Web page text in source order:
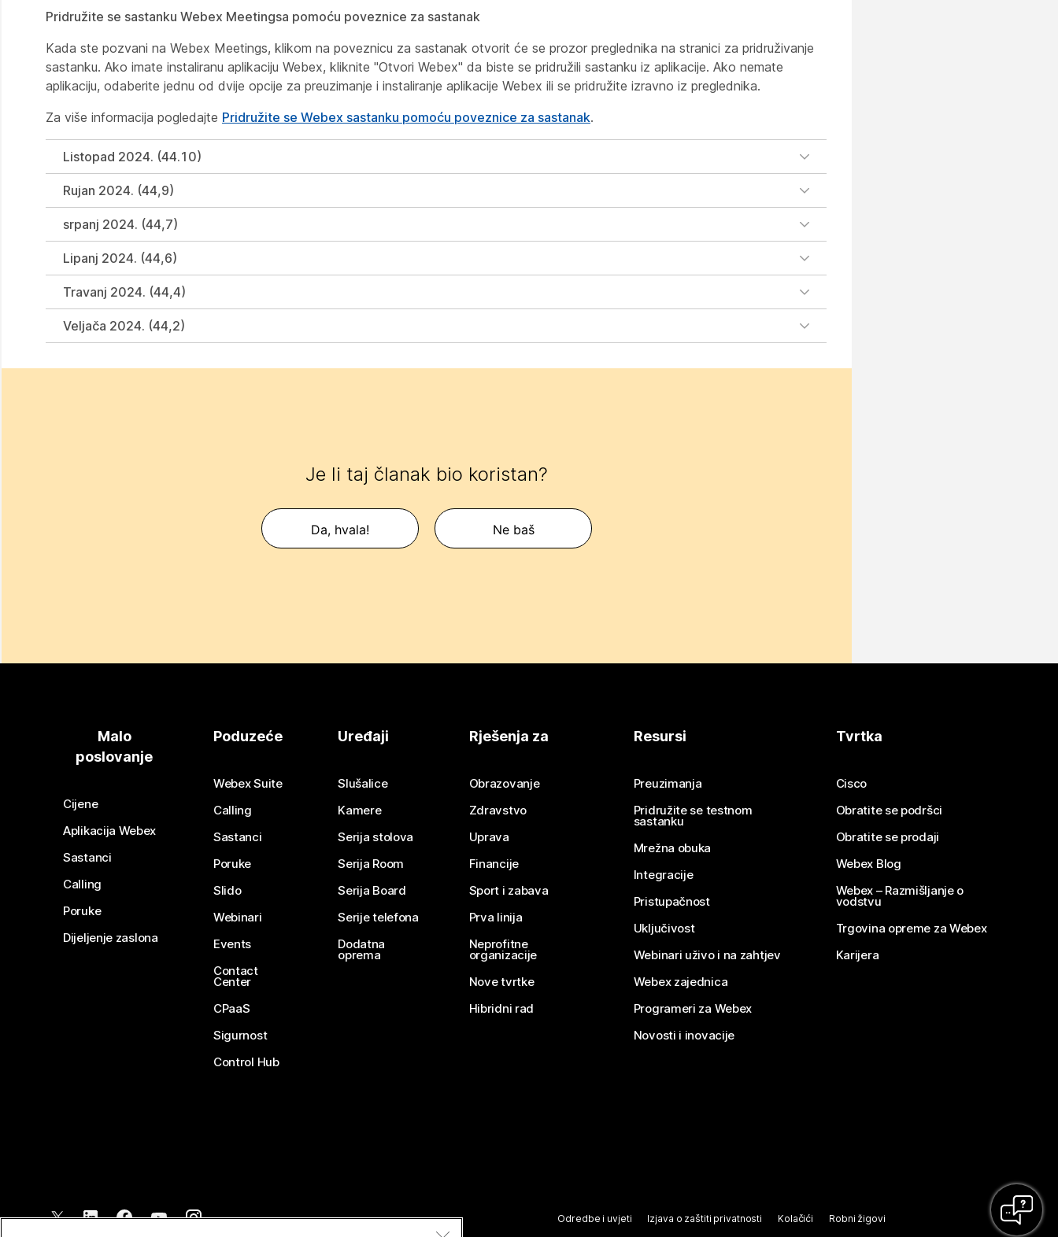
Pridružite se sastanku Webex Meetingsa pomoću poveznice za sastanak
Kada ste pozvani na Webex Meetings, klikom na poveznicu za sastanak otvorit će se prozor preglednika na stranici za pridruživanje
sastanku. Ako imate instaliranu aplikaciju Webex, kliknite "Otvori Webex" da biste se pridružili sastanku iz aplikacije. Ako nemate
aplikaciju, odaberite jednu od dvije opcije za preuzimanje i instaliranje aplikacije Webex ili se pridružite izravno iz preglednika.
Za više informacija pogledajte Pridružite se Webex sastanku pomoću poveznice za sastanak.
Listopad 2024. (44.10)
Rujan 2024. (44,9)
srpanj 2024. (44,7)
Lipanj 2024. (44,6)
Travanj 2024. (44,4)
Veljača 2024. (44,2)
Je li taj članak bio koristan?
Da, hvala! Ne baš
Malo
poslovanje
Cijene
Aplikacija Webex
Sastanci
Calling
Poruke
Dijeljenje zaslona
Poduzeće
Webex Suite
Calling
Sastanci
Poruke
Slido
Webinari
Events
Contact
Center
CPaaS
Sigurnost
Control Hub
Uređaji
Slušalice
Kamere
Serija stolova
Serija Room
Serija Board
Serije telefona
Dodatna
oprema
Rješenja za
Obrazovanje
Zdravstvo
Uprava
Financije
Sport i zabava
Prva linija
Neprofitne
organizacije
Nove tvrtke
Hibridni rad
Resursi
Preuzimanja
Pridružite se testnom
sastanku
Mrežna obuka
Integracije
Pristupačnost
Uključivost
Webinari uživo i na zahtjev
Webex zajednica
Programeri za Webex
Novosti i inovacije
Tvrtka
Cisco
Obratite se podršci
Obratite se prodaji
Webex Blog
Webex – Razmišljanje o
vodstvu
Trgovina opreme za Webex
Karijera
Odredbe i uvjeti Izjava o zaštiti privatnosti Kolačići Robni žigovi